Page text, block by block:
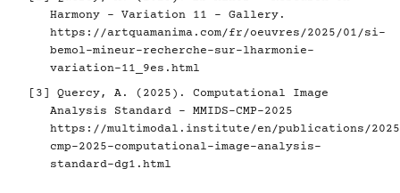
Harmony - Variation 11 - Gallery.
https://artquamanima.com/fr/oeuvres/2025/01/si-
bemol-mineur-recherche-sur-lharmonie-
variation-11_9es.html
[3] Quercy, A. (2025). Computational Image
Analysis Standard - MMIDS-CMP-2025
https://multimodal.institute/en/publications/2025/
cmp-2025-computational-image-analysis-
standard-dg1.html